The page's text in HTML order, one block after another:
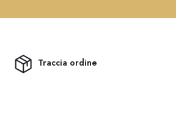
Traccia ordine